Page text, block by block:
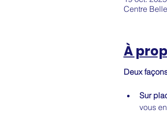
Centre
À
Deux
Sur
vous